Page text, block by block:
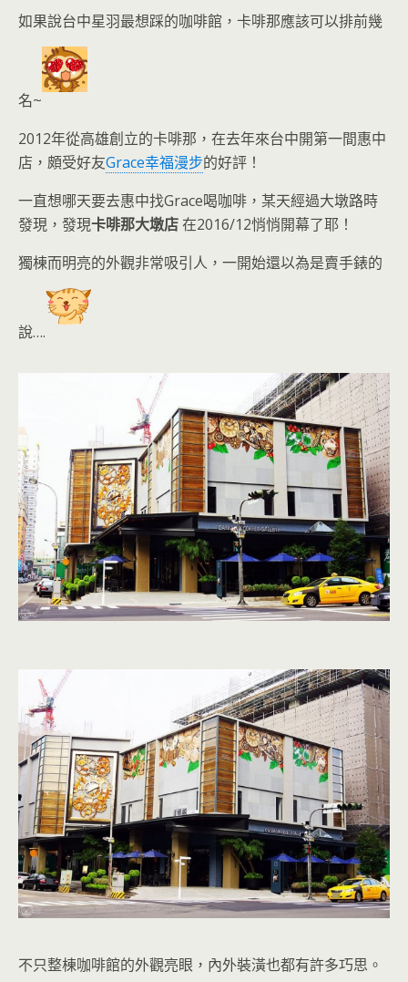
如果說台中星羽最想踩的咖啡館，卡啡那應該可以排前幾
名~
2012年從高雄創立的卡啡那，在去年來台中開第一間惠中
店，頗受好友Grace幸福漫步的好評！
一直想哪天要去惠中找Grace喝咖啡，某天經過大墩路時
發現，發現卡啡那大墩店在2016/12悄悄開幕了耶！
獨棟而明亮的外觀非常吸引人 ，一開始還以為是賣手錶的
說….
不只整棟咖啡館的外觀亮眼，內外裝潢也都有許多巧思 。